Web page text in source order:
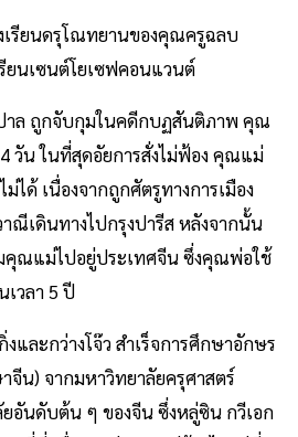
เรียนดรุโณทยานของคุณครูฉลบ
ยนเซนต์โยเซฟคอนแวนต์
ล ถูกจับกุมในคดีกบฏสันติภาพ คุณ
วัน ในที่สุดอัยการสั่งไม่ฟ้อง คุณแม่
ม่ได้ เนื่องจากถูกศัตรูทางการเมือง
ณีเดินทางไปกรุงปารีส หลังจากนั้น
คุณแม่ไปอยู่ประเทศจีน ซึ่งคุณพ่อใช้
วลา 5 ปี
ละกว่างโจ๊ว สำเร็จการศึกษาอักษร
น) จากมหาวิทยาลัยครุศาสตร์
อันดับต้น ๆ ของจีน ซึ่งหลู่ซิน กวีเอก